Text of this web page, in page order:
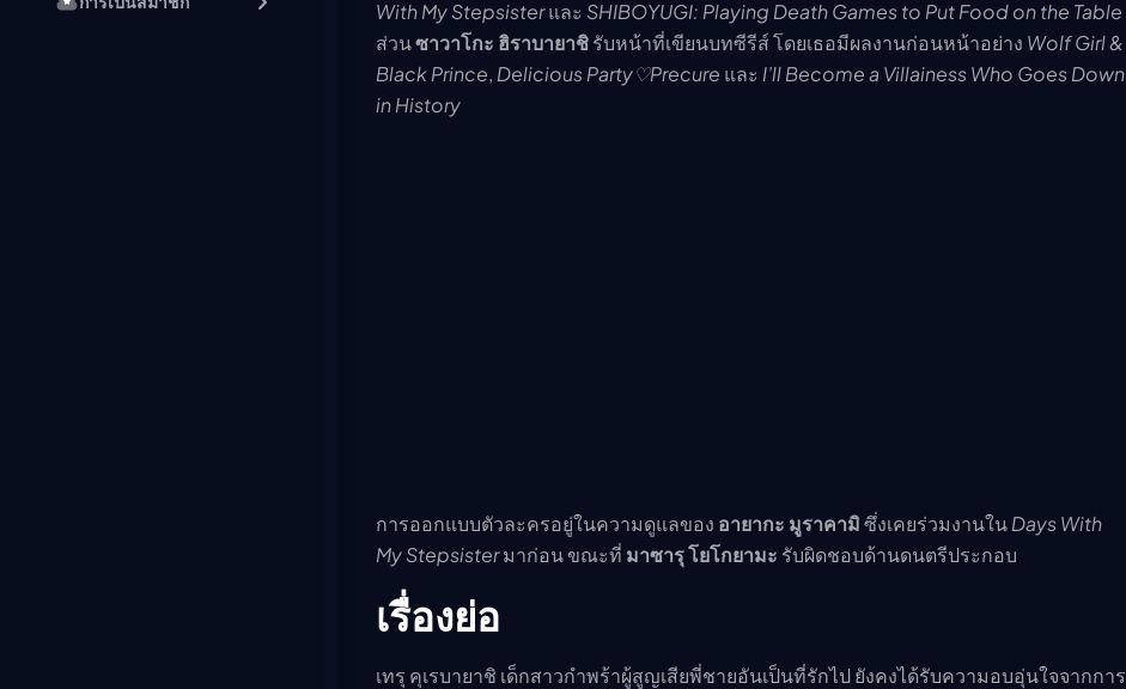
With My Stepsisterและ SHIBOYUGI: Playing Death Games to Put Food on the Table
ส่วนซาวาโกะ ฮิราบายาชิรับหน้าที่เขียนบทซีรีส์ โดยเธอมีผลงานก่อนหน้าอย่าง Wolf Girl &
Black Prince, Delicious Party♡Precure และ I’ll Become a Villainess Who Goes Down
in History
การออกแบบตัวละครอยู่ในความดูแลของ อายากะ มูราคามิซึ่งเคยร่วมงานในDays With
My Stepsisterมาก่อน ขณะที่ มาซารุ โยโกยามะ รับผิดชอบด้านดนตรีประกอบ
เรื่องย่อ
เทรุ คุเรบายาชิ เด็กสาวกำพร้าผู้สูญเสียพี่ชายอันเป็นที่รักไป ยังคงได้รับความอบอุ่นใจจากการ